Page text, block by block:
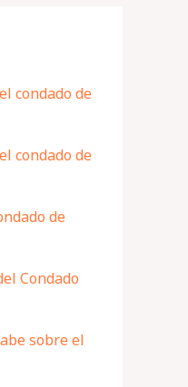
condado de
condado de
de
Condado
sobre el